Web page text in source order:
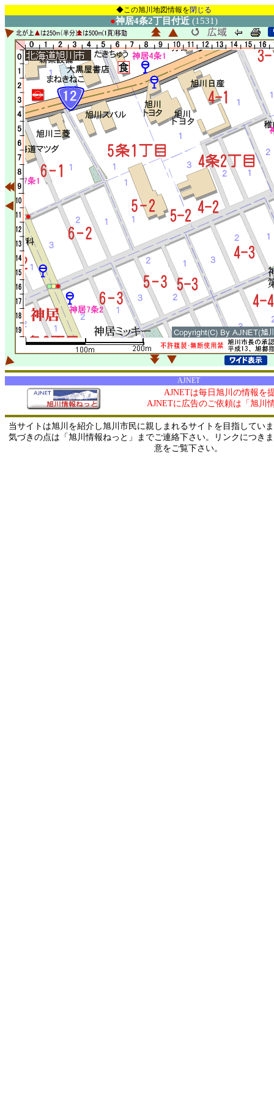
◆この旭川地図情報を閉じる
●神居4条2丁目付近 (1531)
AJNET
AJNETは毎日旭川の情報を
AJNETに広告のご依頼は「旭川
当サイトは旭川を紹介し旭川市民に親しまれるサイトを目指してい
気づきの点は「旭川情報ねっと」までご連絡下さい。リンクにつき
意をご覧下さい。